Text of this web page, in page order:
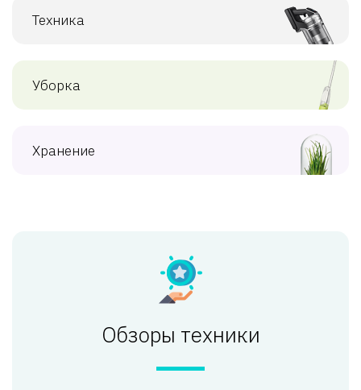
Техника
Уборка
Хранение
Обзоры техники